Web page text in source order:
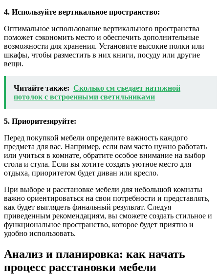
4. Используйте вертикальное пространство:
Оптимальное использование вертикального пространства
поможет сэкономить место и обеспечить дополнительные
возможности для хранения. Установите высокие полки или
шкафы, чтобы разместить в них книги, посуду или другие
вещи.
Читайте также: Сколько см съедает натяжной
потолок с встроенными светильниками
5. Приоритезируйте:
Перед покупкой мебели определите важность каждого
предмета для вас. Например, если вам часто нужно работать
или учиться в комнате, обратите особое внимание на выбор
стола и стула. Если вы хотите создать уютное место для
отдыха, приоритетом будет диван или кресло.
При выборе и расстановке мебели для небольшой комнаты
важно ориентироваться на свои потребности и представлять,
как будет выглядеть финальный результат. Следуя
приведенным рекомендациям, вы сможете создать стильное и
функциональное пространство, которое будет приятно и
удобно использовать.
Анализ и планировка: как начать
процесс расстановки мебели